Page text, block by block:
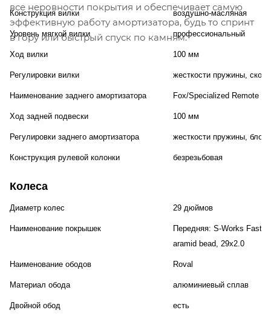
все неровности покрытия и обеспечивает самую
эффективную работу амортизатора, будь то спринт
в гору или быстрый спуск по камням.
Конструкция вилки воздушно-масляная
Уровень мягкой вилки профессиональный
Ход вилки 100 мм
Регулировки вилки жесткости пружины,
Наименование заднего амортизатора Fox/Specialized Remote
Ход задней подвески 100 мм
Регулировки заднего амортизатора жесткости пружины,
Конструкция рулевой колонки безрезьбовая
Колеса
Диаметр колес 29 дюймов
Наименование покрышек
Передняя: S-Works Fast
aramid bead, 29x2.0
Наименование ободов Roval
Материал обода алюминиевый сплав
Двойной обод есть